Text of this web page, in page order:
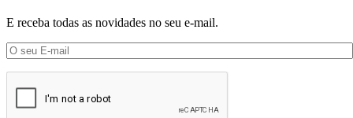
E receba todas as novidades no seu e-mail.